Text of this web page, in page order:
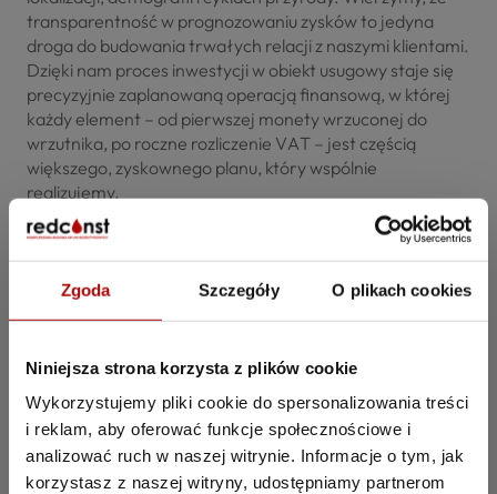
Zgoda Szczegóły O plikach cookies
Niniejsza strona korzysta z plików cookie
Wykorzystujemy pliki cookie do spersonalizowania treści
i reklam, aby oferować funkcje społecznościowe i
analizować ruch w naszej witrynie. Informacje o tym, jak
korzystasz z naszej witryny, udostępniamy partnerom
transparentność w prognozowaniu zysków to jedyna
droga do budowania trwałych relacji z naszymi klientami.
Dzięki nam proces inwestycji w obiekt usugowy staje się
precyzyjnie zaplanowaną operacją finansową, w której
każdy element – od pierwszej monety wrzuconej do
wrzutnika, po roczne rozliczenie VAT – jest częścią
większego, zyskownego planu, który wspólnie
realizujemy.
Czy biorąc pod uwagę te trzy czynniki – lokalizację,
ludzi i sezon – masz już na oku konkretne miejsce, które
chciałbyś, abyśmy przeanalizowali pod kątem Twojej
przyszłej myjni?
Zapraszamy do kontaktu!
Marcin Orlik